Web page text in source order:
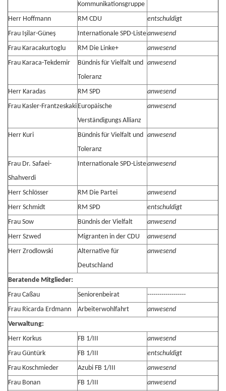
Kommunikationsgruppe
Herr Hoffmann RM CDU
entschuldigt
Frau Işilar-Güneş
Internationale SPD-Listeanwesend
Frau Karacakurtoglu
RM Die Linke+
anwesend
Frau Karaca-Tekdemir
Bündnis für Vielfalt und
Toleranz
anwesend
Herr Karadas RM SPD
anwesend
Frau Kasler-Frantzeskaki Europäische
Verständigungs Allianz
anwesend
Herr Kuri
Bündnis für Vielfalt und
Toleranz
anwesend
Frau Dr. Safaei-
Shahverdi
Internationale SPD-Listeanwesend
Herr Schlösser RM Die Partei
anwesend
Herr Schmidt
RM SPD
entschuldigt
Frau Sow
Bündnis der Vielfalt
anwesend
Herr Szwed
Migranten in der CDU
anwesend
Herr Zrodlowski
Alternative für
Deutschland
anwesend
Beratende Mitglieder:
Frau Caßau
Seniorenbeirat
-------------------
Frau Ricarda Erdmann
Arbeiterwohlfahrt
anwesend
Verwaltung:
Herr Korkus
FB 1/III
anwesend
Frau Güntürk
FB 1/III
entschuldigt
Frau Koschmieder
Azubi FB 1/III
anwesend
Frau Bonan
FB 1/III
anwesend